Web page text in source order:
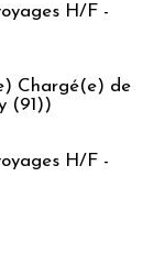
H/F -
Chargé(e) de
(91))
H/F -